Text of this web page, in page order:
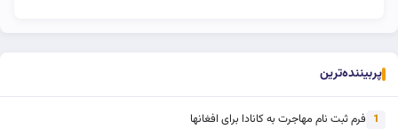
پربیننده‌ترین
1 فرم ثبت نام مهاجرت به کانادا برای افغانها